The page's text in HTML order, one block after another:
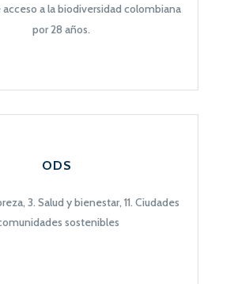
a la biodiversidad colombiana
por 28 años.
ODS
3. Salud y bienestar, 11. Ciudades
sostenibles